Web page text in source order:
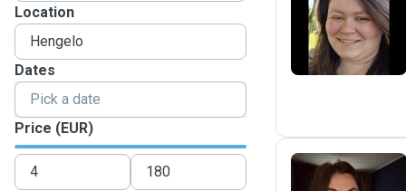
Location
Dates
Price (EUR)
S